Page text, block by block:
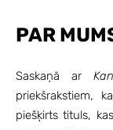
PAR
Saskaņā ar
priekšrakstiem,
piešķirts tituls,